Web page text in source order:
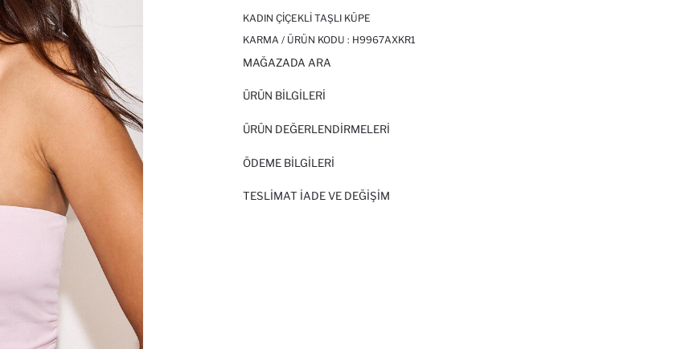
KADIN ÇIÇEKLI TAŞLI KÜPE
KARMA / ÜRÜN KODU : H9967AXKR1
MAĞAZADA ARA
ÜRÜN BILGILERI
ÜRÜN DEĞERLENDİRMELERİ
ÖDEME BİLGİLERİ
TESLIMAT İADE VE DEĞIŞIM